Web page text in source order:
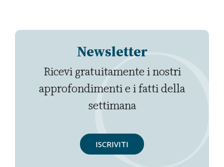
Newsletter
Ricevi gratuitamente i nostri
approfondimenti e i fatti della
settimana
ISCRIVITI